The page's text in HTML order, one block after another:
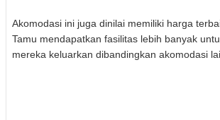
Akomodasi ini juga dinilai memiliki harga
Tamu mendapatkan fasilitas lebih banyak
mereka keluarkan dibandingkan akomodasi